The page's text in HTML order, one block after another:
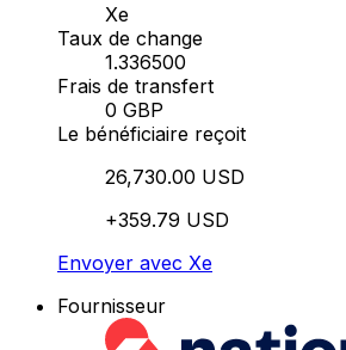
Xe
Taux de change
1.336500
Frais de transfert
0 GBP
Le bénéficiaire reçoit
26,730.00 USD
+359.79 USD
Envoyer avec Xe
Fournisseur